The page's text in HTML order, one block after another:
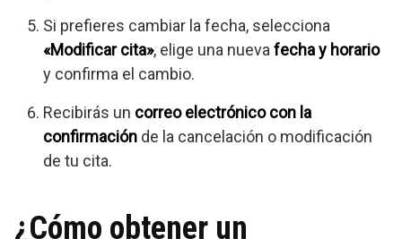
Si prefieres cambiar la fecha, selecciona
«Modificar cita», elige una nueva fecha y horario
y confirma el cambio.
Recibirás un correo electrónico con la
confirmación de la cancelación o modificación
de tu cita.
¿Cómo obtener un